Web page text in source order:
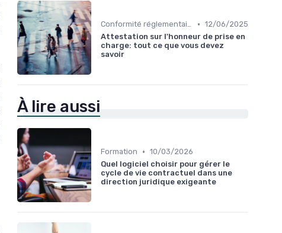
Conformité réglementaire • 12/06/2025
Attestation sur l'honneur de prise en
charge: tout ce que vous devez
savoir
À lire aussi
Formation • 10/03/2026
Quel logiciel choisir pour gérer le
cycle de vie contractuel dans une
direction juridique exigeante